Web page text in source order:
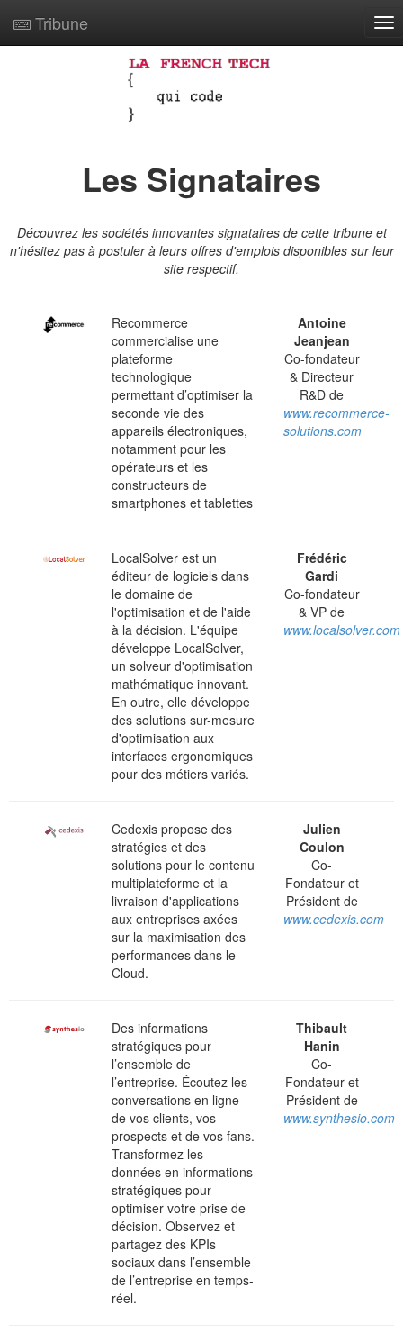
Tribune
Les Signataires
Découvrez les sociétés innovantes signataires de cette tribune et
n'hésitez pas à postuler à leurs offres d'emplois disponibles sur leur
site respectif.
Recommerce
commercialise une
plateforme
technologique
permettant d’optimiser la
seconde vie des
appareils électroniques,
notamment pour les
opérateurs et les
constructeurs de
smartphones et tablettes
Antoine
Jeanjean
Co-fondateur
& Directeur
R&D de
www.recommerce-
solutions.com
LocalSolver est un
éditeur de logiciels dans
le domaine de
l'optimisation et de l'aide
à la décision. L'équipe
développe LocalSolver,
un solveur d'optimisation
mathématique innovant.
En outre, elle développe
des solutions sur-mesure
d'optimisation aux
interfaces ergonomiques
pour des métiers variés.
Frédéric
Gardi
Co-fondateur
& VP de
www.localsolver.com
Cedexis propose des
stratégies et des
solutions pour le contenu
multiplateforme et la
livraison d'applications
aux entreprises axées
sur la maximisation des
performances dans le
Cloud.
Julien
Coulon
Co-
Fondateur et
Président de
www.cedexis.com
Des informations
stratégiques pour
l’ensemble de
l’entreprise. Écoutez les
conversations en ligne
de vos clients, vos
prospects et de vos fans.
Transformez les
données en informations
stratégiques pour
optimiser votre prise de
décision. Observez et
partagez des KPIs
sociaux dans l’ensemble
de l’entreprise en temps-
réel.
Thibault
Hanin
Co-
Fondateur et
Président de
www.synthesio.com